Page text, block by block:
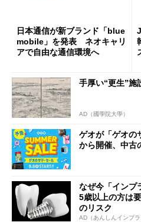
日本通信が新ブランド「blue
mobile」を発表 ネオキャリ
アで自由な通信環境へ
手厚い“更生”施
AD（國學院大學）
ゲオが「ゲオの
から開催、中古
なぜ今「インプ
5歳以上の方は
のリスク
AD（あんしんインプラ